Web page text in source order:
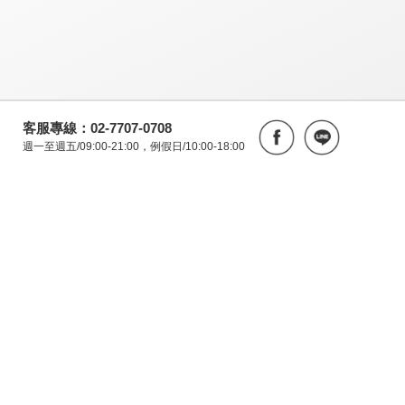
客服專線：02-7707-0708
週一至週五/09:00-21:00，例假日/10:00-18:00